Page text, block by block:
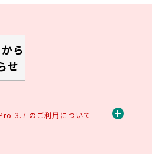
ら
せ
3.7 のご利用について
開